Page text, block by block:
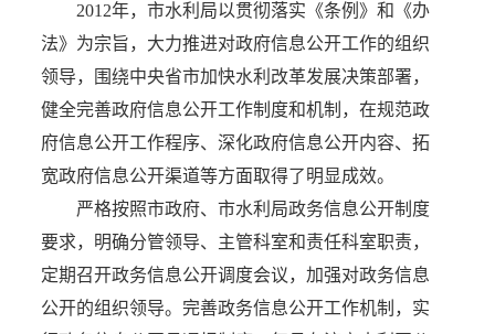
2012年，市水利局以贯彻落实《条例》和《办
法》为宗旨，大力推进对政府信息公开工作的组织
领导，围绕中央省市加快水利改革发展决策部署，
健全完善政府信息公开工作制度和机制，在规范政
府信息公开工作程序、深化政府信息公开内容、拓
宽政府信息公开渠道等方面取得了明显成效。
严格按照市政府、市水利局政务信息公开制度
要求，明确分管领导、主管科室和责任科室职责，
定期召开政务信息公开调度会议，加强对政务信息
公开的组织领导。完善政务信息公开工作机制，实